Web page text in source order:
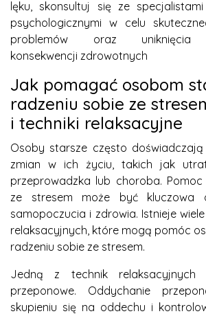
lęku, skonsultuj się ze
psychologicznymi w celu
problemów oraz uniknięcia
konsekwencji zdrowotnych
Jak pomagać osobom
radzeniu sobie ze
i techniki relaksacyjne
Osoby starsze często
zmian w ich życiu, takich jak
przeprowadzka lub choroba.
ze stresem może być kluczowa
samopoczucia i zdrowia. Istnieje
relaksacyjnych, które mogą pomóc
radzeniu sobie ze stresem.
Jedną z technik relaksacyjnych
przeponowe. Oddychanie
skupieniu się na oddechu i